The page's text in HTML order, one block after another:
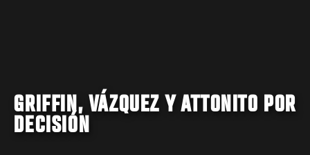
GRIFFIN, VÁZQUEZ Y ATTONITO POR
DECISIÓN